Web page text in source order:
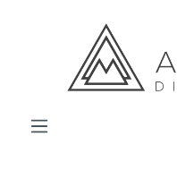
Zum Hauptinhalt springen